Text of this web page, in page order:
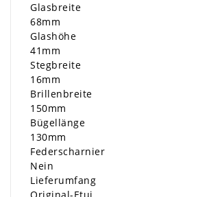
Glasbreite
68mm
Glashöhe
41mm
Stegbreite
16mm
Brillenbreite
150mm
Bügellänge
130mm
Federscharnier
Nein
Lieferumfang